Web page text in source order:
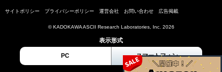
サイトポリシー プライバシーポリシー 運営会社 お問い合わせ 広告掲載
© KADOKAWA ASCII Research Laboratories, Inc. 2026
表示形式
PC スマートフォン